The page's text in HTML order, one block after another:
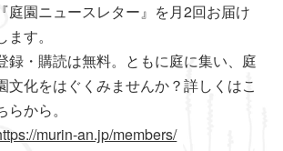
『庭園ニュースレター』を月2回お届け
ます。
録・購読は無料。ともに庭に集い、庭
文化をはぐくみませんか？詳しくはこ
らから。
murin-an.jp/members/